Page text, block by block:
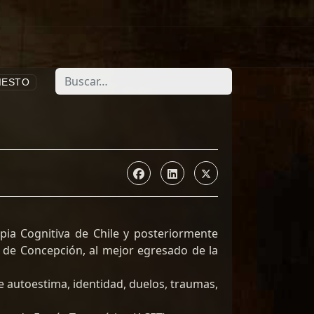
Buscar
Cognitiva de Chile y posteriormente
Concepción, al mejor egresado de la
identidad, duelos, traumas,